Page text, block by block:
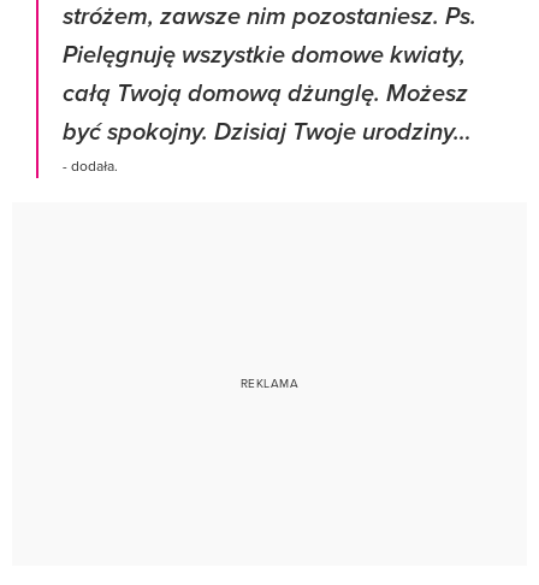
stróżem, zawsze nim pozostaniesz. Ps.
Pielęgnuję wszystkie domowe kwiaty,
całą Twoją domową dżunglę. Możesz
być spokojny. Dzisiaj Twoje urodziny…
- dodała.